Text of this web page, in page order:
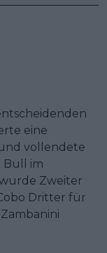
eine
vollendete
Bull im
Zweiter
Dritter für